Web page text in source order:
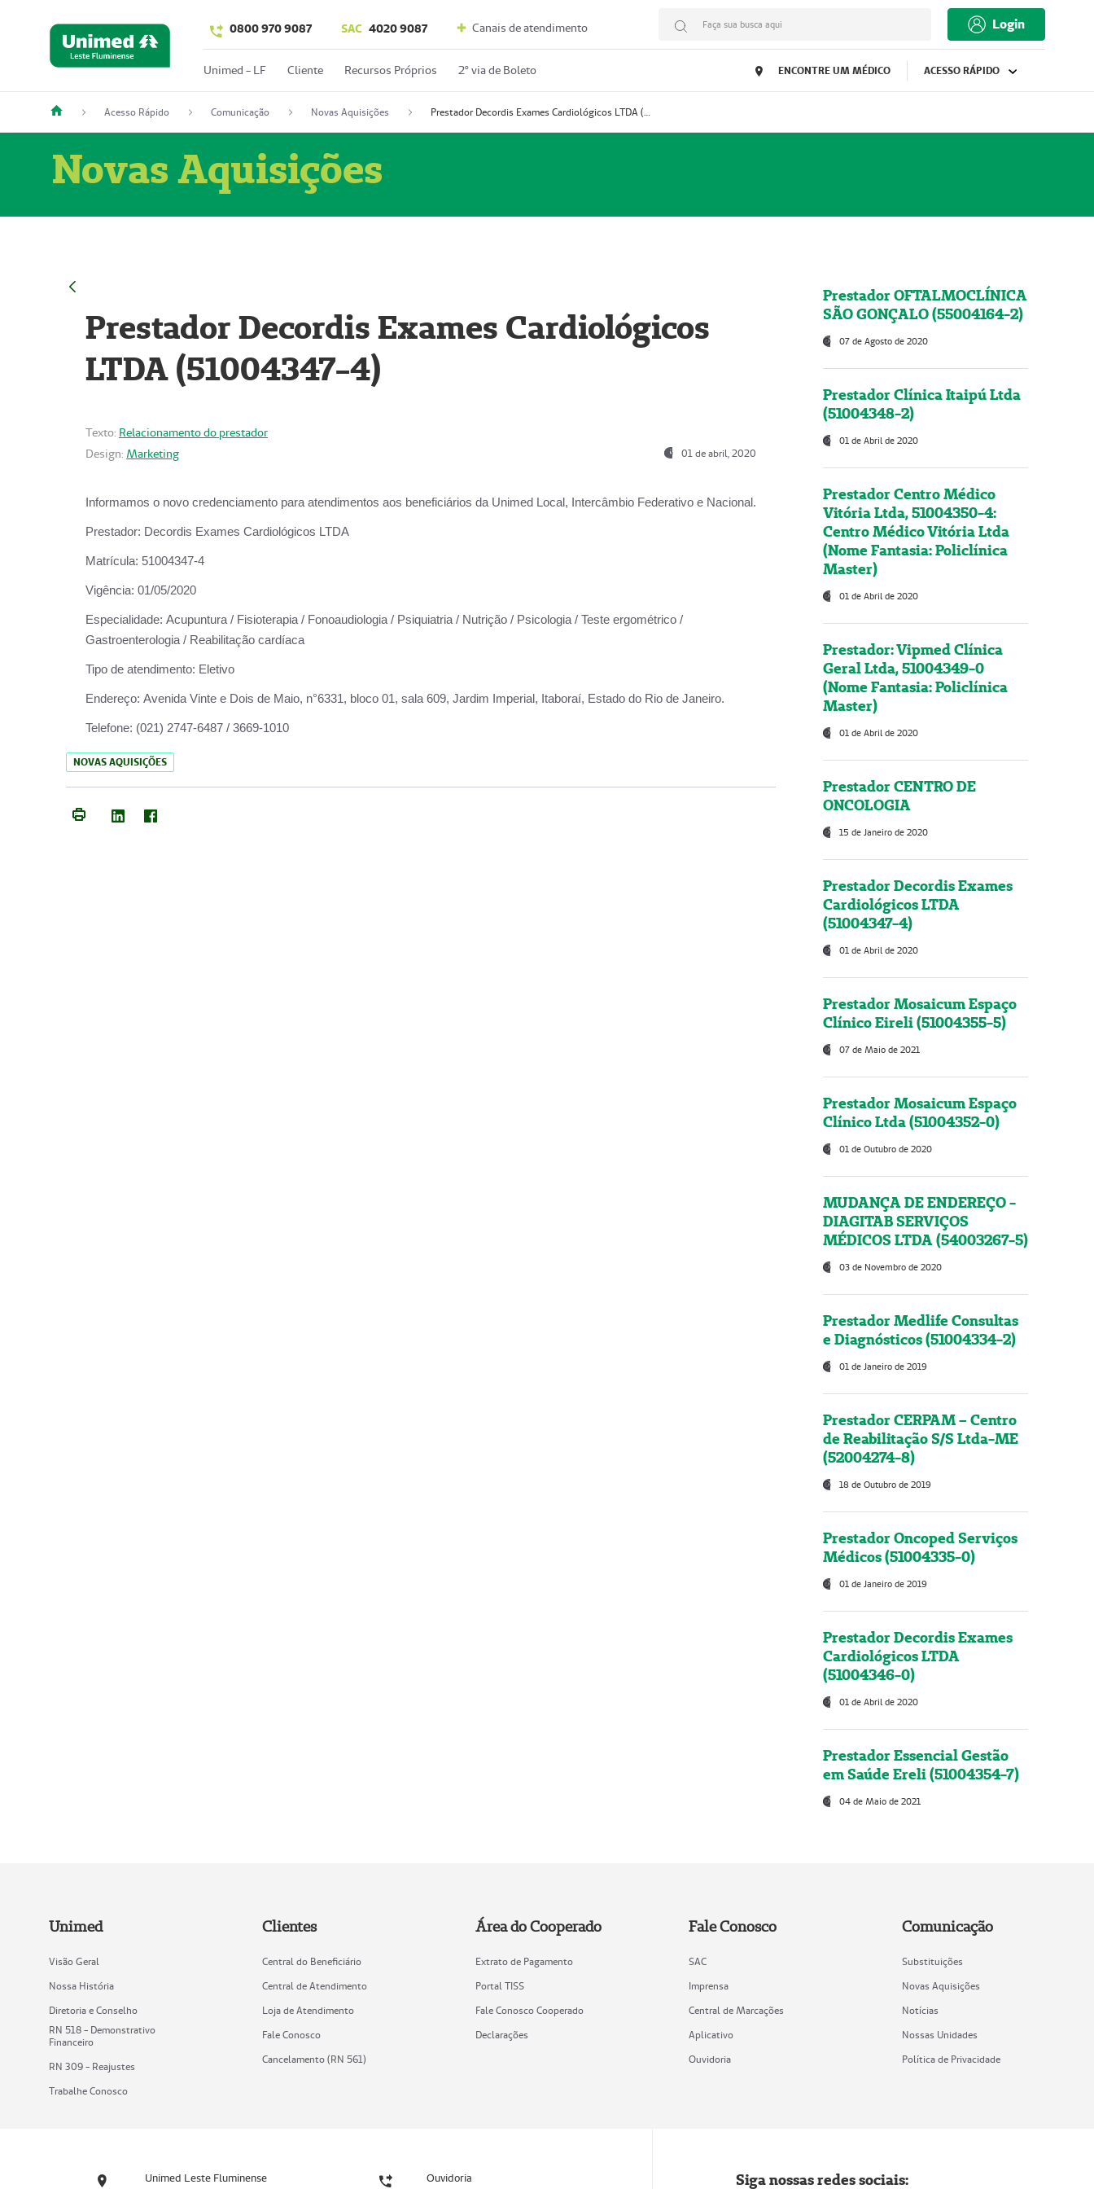
0800 970 9087 SAC 4020 9087 Canais de atendimento Faça sua busca aqui Login
Unimed - LF Cliente Recursos Próprios 2º via de Boleto ENCONTRE UM MÉDICO ACESSO RÁPIDO
Acesso Rápido Comunicação Novas Aquisições Prestador Decordis Exames Cardiológicos LTDA (51004347-4)
Novas Aquisições
Prestador Decordis Exames Cardiológicos
LTDA (51004347-4)
Texto: Relacionamento do prestador
Design: Marketing 01 de abril, 2020
Informamos o novo credenciamento para atendimentos aos beneficiários da Unimed Local, Intercâmbio Federativo e Nacional.
Prestador: Decordis Exames Cardiológicos LTDA
Matrícula: 51004347-4
Vigência: 01/05/2020
Especialidade: Acupuntura / Fisioterapia / Fonoaudiologia / Psiquiatria / Nutrição / Psicologia / Teste ergométrico /
Gastroenterologia / Reabilitação cardíaca
Tipo de atendimento: Eletivo
Endereço: Avenida Vinte e Dois de Maio, n°6331, bloco 01, sala 609, Jardim Imperial, Itaboraí, Estado do Rio de Janeiro.
Telefone: (021) 2747-6487 / 3669-1010
NOVAS AQUISIÇÕES
Prestador OFTALMOCLÍNICA
SÃO GONÇALO (55004164-2)
07 de Agosto de 2020
Prestador Clínica Itaipú Ltda
(51004348-2)
01 de Abril de 2020
Prestador Centro Médico
Vitória Ltda, 51004350-4:
Centro Médico Vitória Ltda
(Nome Fantasia: Policlínica
Master)
01 de Abril de 2020
Prestador: Vipmed Clínica
Geral Ltda, 51004349-0
(Nome Fantasia: Policlínica
Master)
01 de Abril de 2020
Prestador CENTRO DE
ONCOLOGIA
15 de Janeiro de 2020
Prestador Decordis Exames
Cardiológicos LTDA
(51004347-4)
01 de Abril de 2020
Prestador Mosaicum Espaço
Clínico Eireli (51004355-5)
07 de Maio de 2021
Prestador Mosaicum Espaço
Clínico Ltda (51004352-0)
01 de Outubro de 2020
MUDANÇA DE ENDEREÇO -
DIAGITAB SERVIÇOS
MÉDICOS LTDA (54003267-5)
03 de Novembro de 2020
Prestador Medlife Consultas
e Diagnósticos (51004334-2)
01 de Janeiro de 2019
Prestador CERPAM – Centro
de Reabilitação S/S Ltda-ME
(52004274-8)
18 de Outubro de 2019
Prestador Oncoped Serviços
Médicos (51004335-0)
01 de Janeiro de 2019
Prestador Decordis Exames
Cardiológicos LTDA
(51004346-0)
01 de Abril de 2020
Prestador Essencial Gestão
em Saúde Ereli (51004354-7)
04 de Maio de 2021
Unimed
Visão Geral
Nossa História
Diretoria e Conselho
RN 518 - Demonstrativo
Financeiro
RN 309 - Reajustes
Trabalhe Conosco
Clientes
Central do Beneficiário
Central de Atendimento
Loja de Atendimento
Fale Conosco
Cancelamento (RN 561)
Área do Cooperado
Extrato de Pagamento
Portal TISS
Fale Conosco Cooperado
Declarações
Fale Conosco
SAC
Imprensa
Central de Marcações
Aplicativo
Ouvidoria
Comunicação
Substituições
Novas Aquisições
Notícias
Nossas Unidades
Política de Privacidade
Unimed Leste Fluminense Ouvidoria Siga nossas redes sociais: